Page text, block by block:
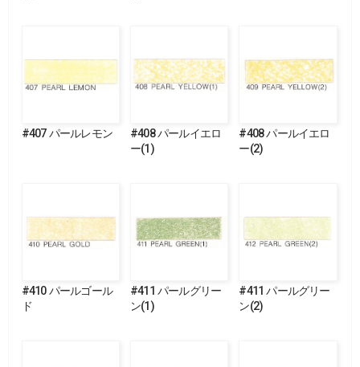
#407 パールレモン
#408 パールイエロ
ー(1)
#408 パールイエロ
ー(2)
#410 パールゴール
ド
#411 パールグリー
ン(1)
#411 パールグリー
ン(2)